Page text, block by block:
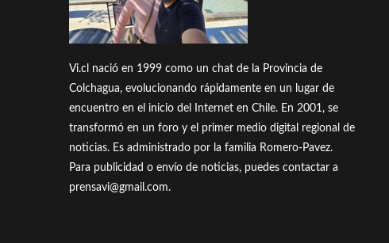
Vi.cl nació en 1999 como un chat de la Provincia de
Colchagua, evolucionando rápidamente en un lugar de
encuentro en el inicio del Internet en Chile. En 2001, se
transformó en un foro y el primer medio digital regional de
noticias. Es administrado por la familia Romero-Pavez.
Para publicidad o envío de noticias, puedes contactar a
prensavi@gmail.com.